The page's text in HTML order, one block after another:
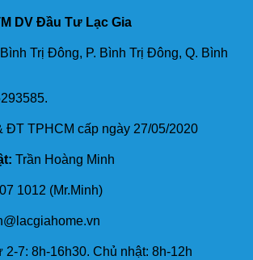
DV Đầu Tư Lạc Gia
Trị Đông, P. Bình Trị Đông, Q. Bình
ĐT TPHCM cấp ngày 27/05/2020
Trần Hoàng Minh
1012 (Mr.Minh)
2-7: 8h-16h30. Chủ nhật: 8h-12h